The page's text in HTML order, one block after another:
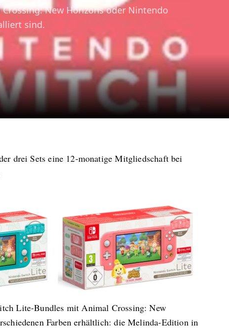
New Horizons oder Nintendo
sind.
drei Sets eine 12-monatige Mitgliedschaft bei
Lite-Bundles mit Animal Crossing: New
Farben erhältlich: die Melinda-Edition in